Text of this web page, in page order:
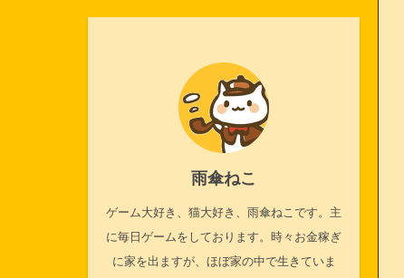
雨傘ねこ
ゲーム大好き、猫大好き、雨傘ねこです。主
に毎日ゲームをしております。時々お金稼ぎ
に家を出ますが、ほぼ家の中で生きていま